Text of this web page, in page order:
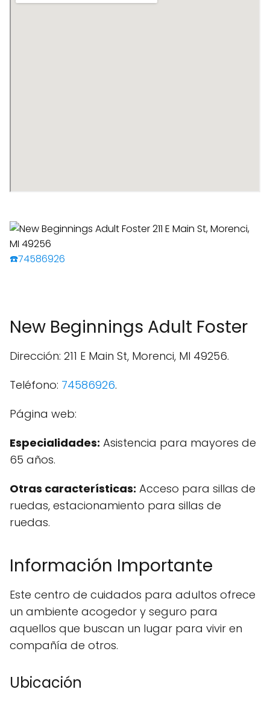
☎️74586926
New Beginnings Adult Foster
Dirección: 211 E Main St, Morenci, MI 49256.
Teléfono: 74586926.
Página web:
Especialidades: Asistencia para mayores de
65 años.
Otras características: Acceso para sillas de
ruedas, estacionamiento para sillas de
ruedas.
Información Importante
Este centro de cuidados para adultos ofrece
un ambiente acogedor y seguro para
aquellos que buscan un lugar para vivir en
compañía de otros.
Ubicación